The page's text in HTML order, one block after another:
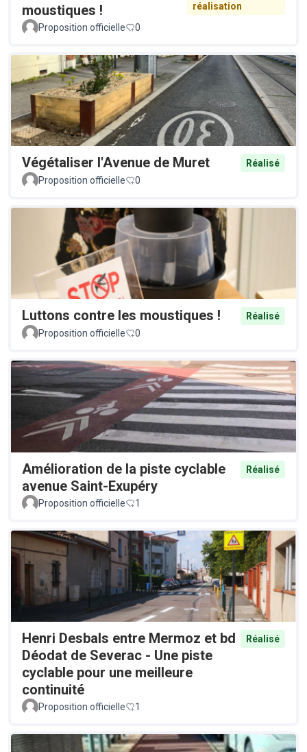
moustiques !
réalisation
Proposition officielle
0
Végétaliser l'Avenue de Muret
Réalisé
Proposition officielle
0
Luttons contre les moustiques !
Réalisé
Proposition officielle
0
Amélioration de la piste cyclable
avenue Saint-Exupéry
Réalisé
Proposition officielle 1
Henri Desbals entre Mermoz et bd
Déodat de Severac - Une piste
cyclable pour une meilleure
continuité
Réalisé
Proposition officielle 1